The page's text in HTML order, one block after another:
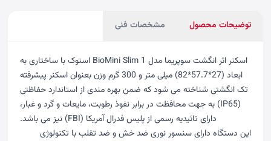
توضیحات محصول مشخصات فنی
اسکنر اثر انگشت سوپریما مدل BioMini Slim 1 استوک
با ساختاری به
ابعاد (27*57.7*82) میلی متر و 300 گرم وزن بعنوان اسکنر پیشرفته
تک انگشتی شناخته می شود که ضمن بهره مندی از استاندارد حفاظتی
(IP65) به جهت محافظت در برابر نفوذ رطوبت، مایعات و گرد و غبار،
دارای تائیدیه رسمی از پلیس فدرال آمریکا (FBI) نیز می باشد.
این دستگاه دارای سنسور نوری ضد خش و ضد تقلب با تکنولوژی